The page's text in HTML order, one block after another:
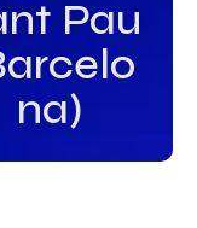
Pau
na)